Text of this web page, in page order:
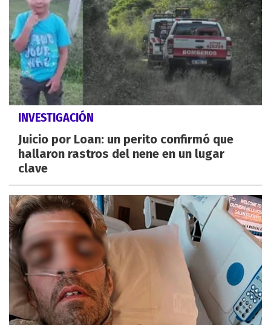
INVESTIGACIÓN
Juicio por Loan: un perito confirmó que
hallaron rastros del nene en un lugar
clave